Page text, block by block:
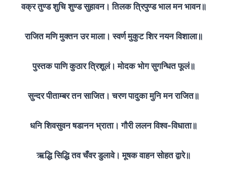
वक्र तुण्ड शुचि शुण्ड सुहावन। तिलक त्रिपुण्ड भाल मन भावन॥
राजित मणि मुक्तन उर माला। स्वर्ण मुकुट शिर नयन विशाला॥
पुस्तक पाणि कुठार त्रिशूलं। मोदक भोग सुगन्धित फूलं॥
सुन्दर पीताम्बर तन साजित। चरण पादुका मुनि मन राजित॥
धनि शिवसुवन षडानन भ्राता। गौरी ललन विश्व-विधाता॥
ऋद्धि सिद्धि तव चँवर डुलावे। मूषक वाहन सोहत द्वारे॥